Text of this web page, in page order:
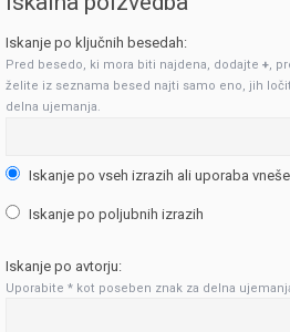
Iskanje po ključnih besedah:
Pred besedo, ki mora biti najdena, dodajte +,
želite iz seznama besed najti samo eno, jih
delna ujemanja.
Iskanje po vseh izrazih ali uporaba
Iskanje po poljubnih izrazih
Iskanje po avtorju:
Uporabite * kot poseben znak za delna